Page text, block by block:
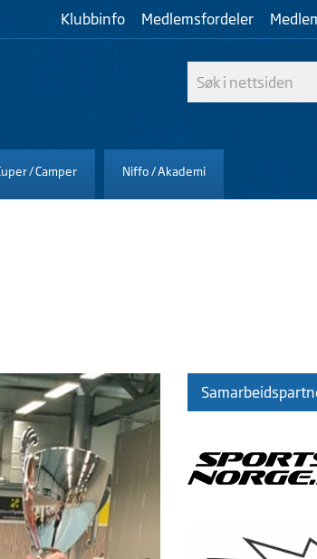
Klubbinfo Medlemsfordeler
/ Camper Niffo / Akademi